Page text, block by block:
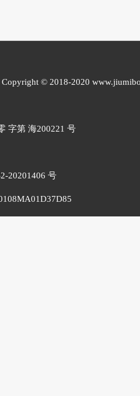
Copyright © 2018-2020
字第 海200221 号
20201406 号